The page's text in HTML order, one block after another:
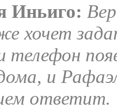
Иньиго:
хочет
и
ответит.